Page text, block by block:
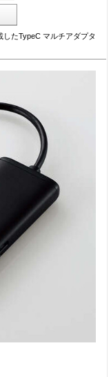
たTypeC マルチアダプタ